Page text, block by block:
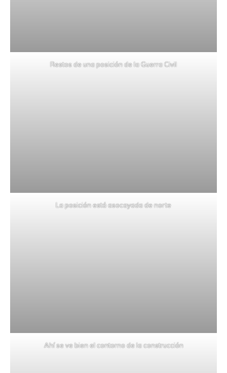
Restos de una posición de la Guerra Civil
La posición está asocayada de norte
Ahí se ve bien el contorno de la construcción